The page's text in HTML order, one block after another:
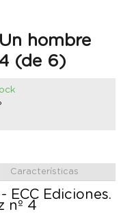
hombre
(de 6)
Características
ECC Ediciones.
nº 4